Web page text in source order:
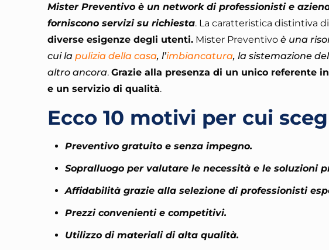
Mister Preventivo è un network di professionisti e
forniscono servizi su richiesta. La caratteristica distintiva
diverse esigenze degli utenti. Mister Preventivoè una
cui la pulizia della casa, l’imbiancatura, la sistemazione
altro ancora.Grazie alla presenza di un unico referente
e un servizio di qualità.
Ecco 10 motivi per cui
Preventivo gratuito e senza impegno.
Sopralluogo per valutare le necessità e le soluzioni
Affidabilità grazie alla selezione di professionisti
Prezzi convenienti e competitivi.
Utilizzo di materiali di alta qualità.